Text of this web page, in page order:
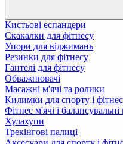
Кистьові еспандери
Скакалки для фітнесу
Упори для віджимань
Резинки для фітнесу
Гантелі для фітнесу
Обважнювачі
Масажні м'ячі та ролики
Килимки для спорту і
Фітнес м'ячі і балансувальні
Хулахупи
Трекінгові палиці